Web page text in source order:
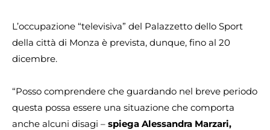
L’occupazione “televisiva” del Palazzetto dello Sport
della città di Monza è prevista, dunque, fino al 20
dicembre.
“Posso comprendere che guardando nel breve periodo
questa possa essere una situazione che comporta
anche alcuni disagi – spiega Alessandra Marzari,